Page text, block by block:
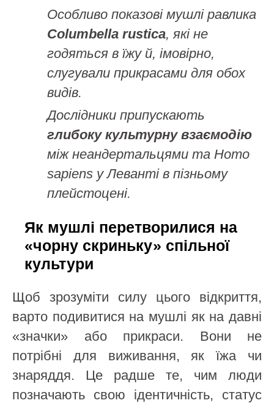
Особливо показові мушлі равлика
Columbella rustica, які не
годяться в їжу й, імовірно,
слугували прикрасами для обох
видів.
Дослідники припускають
глибоку культурну взаємодію
між неандертальцями та Homo
sapiens у Леванті в пізньому
плейстоцені.
Як мушлі перетворилися на
«чорну скриньку» спільної
культури
Щоб зрозуміти силу цього відкриття,
варто подивитися на мушлі як на давні
«значки» або прикраси. Вони не
потрібні для виживання, як їжа чи
знаряддя. Це радше те, чим люди
позначають свою ідентичність, статус